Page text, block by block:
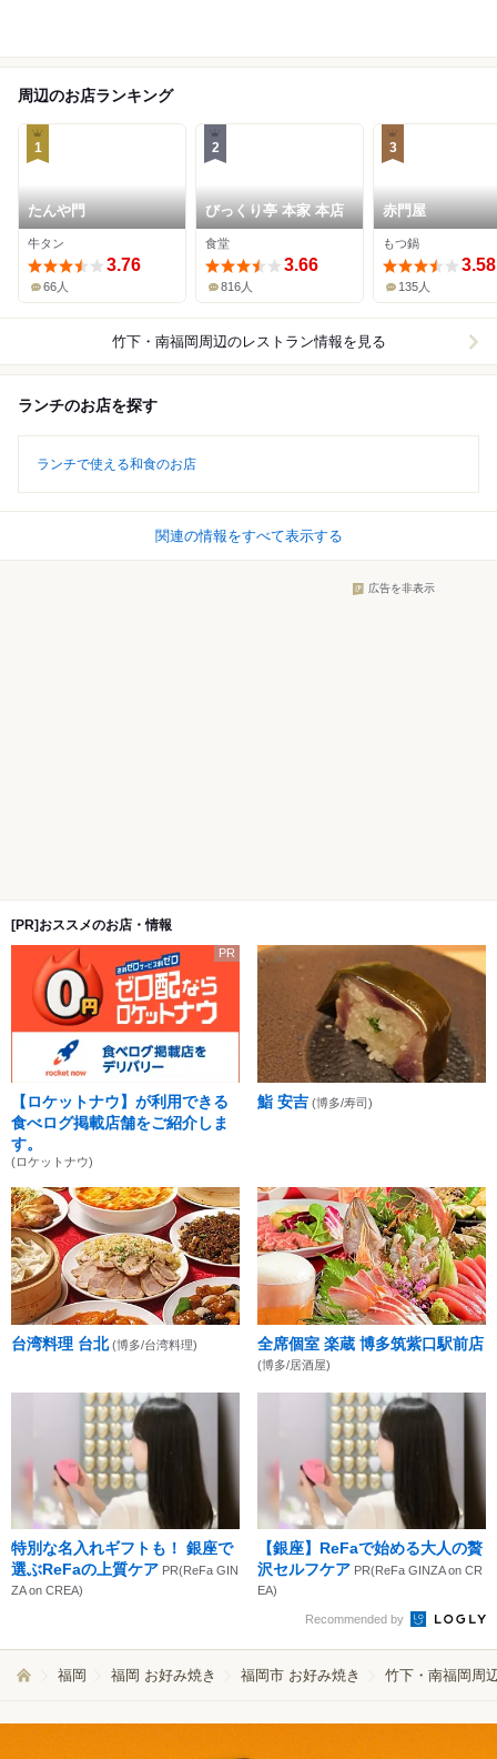
周辺のお店ランキング
1
たんや門
牛タン
3.76
66人
2
びっくり亭 本家 本店
食堂
3.66
816人
3
赤門屋
もつ鍋
3.58
135人
竹下・南福岡周辺のレストラン情報を見る
ランチのお店を探す
ランチで使える和食のお店
関連の情報をすべて表示する
広告を非表示
[PR]おススメのお店・情報
PR
【ロケットナウ】が利用できる
食べログ掲載店舗をご紹介しま
す。
(ロケットナウ)
鮨 安吉 (博多/寿司)
台湾料理 台北 (博多/台湾料理) 全席個室 楽蔵 博多筑紫口駅前店
(博多/居酒屋)
特別な名入れギフトも！ 銀座で
選ぶReFaの上質ケア PR(ReFa GIN
ZA on CREA)
【銀座】ReFaで始める大人の贅
沢セルフケア PR(ReFa GINZA on CR
EA)
Recommended by
福岡 福岡 お好み焼き 福岡市 お好み焼き 竹下・南福岡周